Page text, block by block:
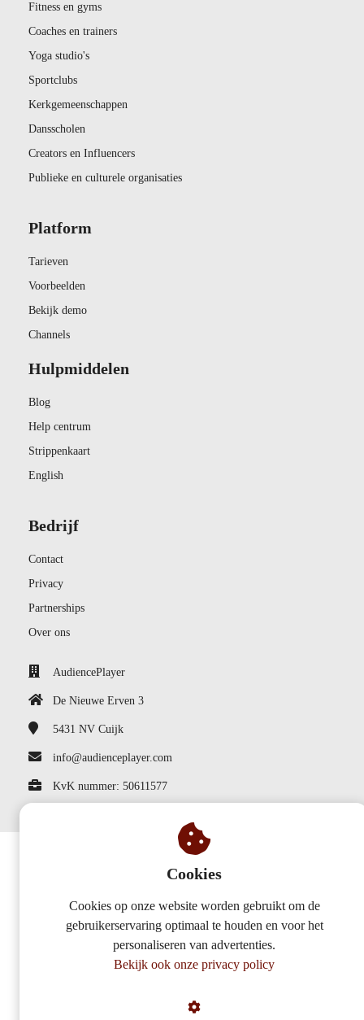
Fitness en gyms
Coaches en trainers
Yoga studio's
Sportclubs
Kerkgemeenschappen
Dansscholen
Creators en Influencers
Publieke en culturele organisaties
Platform
Tarieven
Voorbeelden
Bekijk demo
Channels
Hulpmiddelen
Blog
Help centrum
Strippenkaart
English
Bedrijf
Contact
Privacy
Partnerships
Over ons
AudiencePlayer
De Nieuwe Erven 3
5431 NV Cuijk
info@audienceplayer.com
KvK nummer: 50611577
Cookies
Cookies op onze website worden gebruikt om de
gebruikerservaring optimaal te houden en voor het
personaliseren van advertenties.
Bekijk ook onze privacy policy